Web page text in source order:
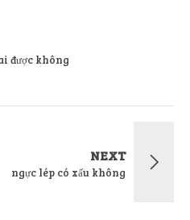
được không
NEXT
ngực lép có xấu không